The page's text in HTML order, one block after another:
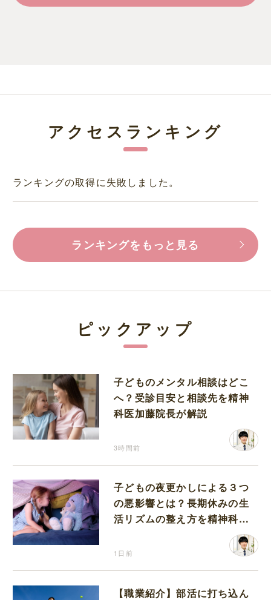
アクセスランキング
ランキングの取得に失敗しました。
ランキングをもっと見る
ピックアップ
子どものメンタル相談はどこ
へ？受診目安と相談先を精神
科医加藤院長が解説
3時間前
子どもの夜更かしによる３つ
の悪影響とは？長期休みの生
活リズムの整え方を精神科医
1日前
【職業紹介】部活に打ち込ん